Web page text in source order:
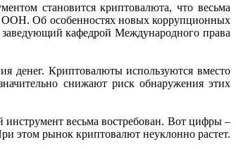
становится криптовалюта, что весьма
ООН. Об особенностях новых коррупционных
заведующийкафедройМеждународного права
денег. Криптовалютыиспользуются вместо
снижают риск обнаружения этих
инструмент весьма востребован. Вот цифры –
этом рынок криптовалют неуклонно растет.